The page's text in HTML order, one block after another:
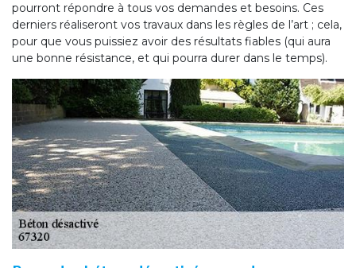
pourront répondre à tous vos demandes et besoins. Ces
derniers réaliseront vos travaux dans les règles de l’art ; cela,
pour que vous puissiez avoir des résultats fiables (qui aura
une bonne résistance, et qui pourra durer dans le temps).